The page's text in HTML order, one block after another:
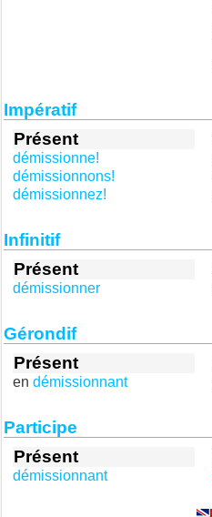
Impératif
Présent
démissionne!
démissionnons!
démissionnez!
Infinitif
Présent
démissionner
Gérondif
Présent
en démissionnant
Participe
Présent
démissionnant